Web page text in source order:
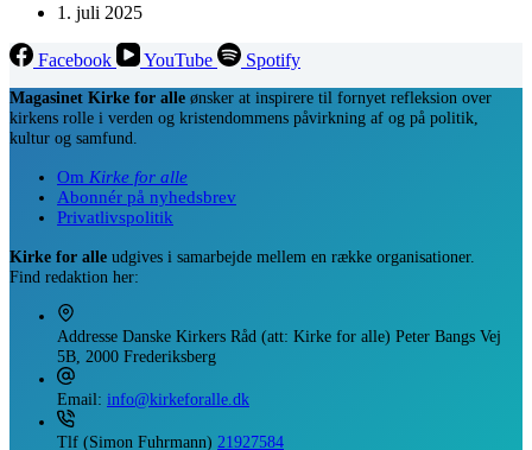
1. juli 2025
Facebook YouTube Spotify
Magasinet Kirke for alle ønsker at inspirere til fornyet refleksion over
kirkens rolle i verden og kristendommens påvirkning af og på politik,
kultur og samfund.
Om Kirke for alle
Abonnér på nyhedsbrev
Privatlivspolitik
Kirke for alle udgives i samarbejde mellem en række organisationer.
Find redaktion her:
Addresse Danske Kirkers Råd (att: Kirke for alle) Peter Bangs Vej
5B, 2000 Frederiksberg
Email: info@kirkeforalle.dk
Tlf (Simon Fuhrmann) 21927584